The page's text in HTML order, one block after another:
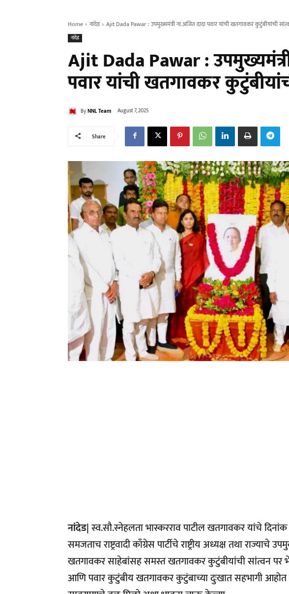
Home नांदेड Ajit Dada Pawar : उपमुख्यमंत्री ना.अजित दादा पवार यांची खतगावकर कुटुंबीयांची
नांदेड
Ajit Dada Pawar :
पवार यांची खतगावकर
ByNNL Team August 7, 2025
Share
नांदेड|स्व.सौ.स्नेहलता भास्करराव पाटील खतगावकर यांचे
समजताच राष्ट्रवादी काँग्रेस पार्टीचे राष्ट्रीय अध्यक्ष तथा राज्याचे
खतगावकर साहेबांसह समस्त खतगावकर कुटुंबीयांची सांत्वन पर भेट
आणि पवार कुटुंबीय खतगावकर कुटुंबाच्या दुःखात सहभागी